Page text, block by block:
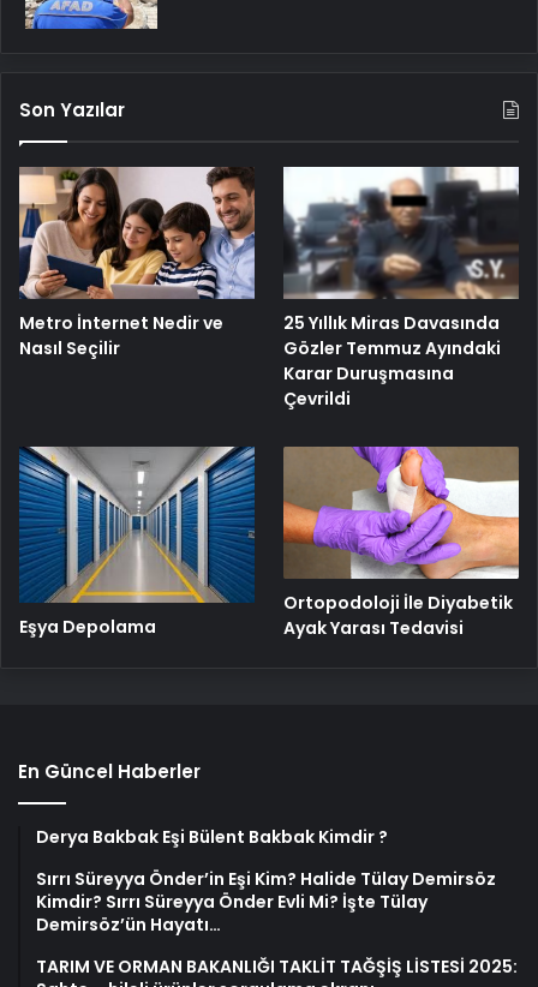
Son Yazılar
Metro İnternet Nedir ve
Nasıl Seçilir
25 Yıllık Miras Davasında
Gözler Temmuz Ayındaki
Karar Duruşmasına
Çevrildi
Eşya Depolama
Ortopodoloji İle Diyabetik
Ayak Yarası Tedavisi
En Güncel Haberler
Derya Bakbak Eşi Bülent Bakbak Kimdir ?
Sırrı Süreyya Önder’in Eşi Kim? Halide Tülay Demirsöz
Kimdir? Sırrı Süreyya Önder Evli Mi? İşte Tülay
Demirsöz’ün Hayatı…
TARIM VE ORMAN BAKANLIĞI TAKLİT TAĞŞİŞ LİSTESİ 2025: